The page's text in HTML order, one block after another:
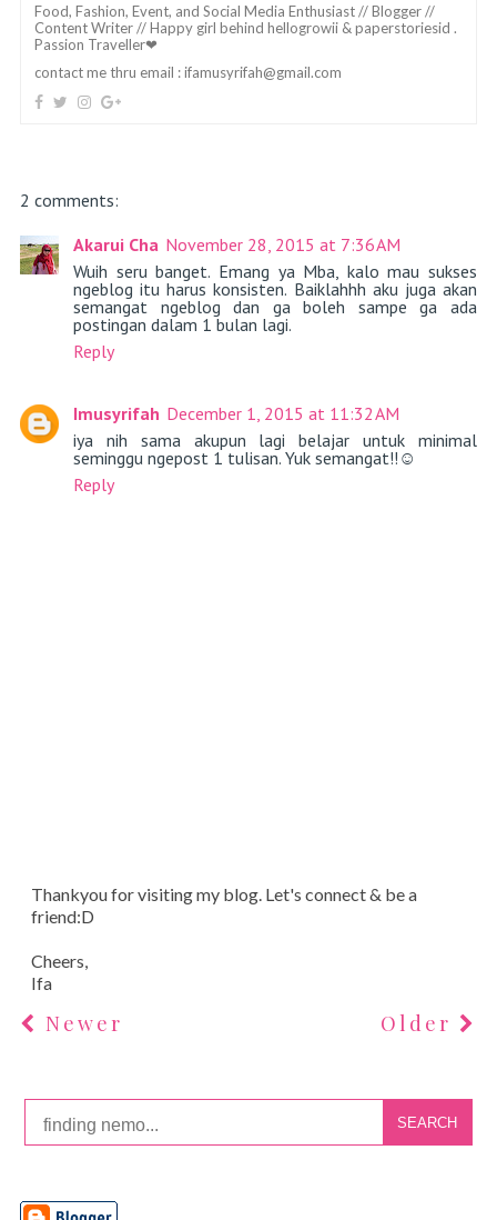
Food, Fashion, Event, and Social Media Enthusiast // Blogger //
Content Writer // Happy girl behind hellogrowii & paperstoriesid .
Passion Traveller❤
contact me thru email :ifamusyrifah@gmail.com
2 comments:
Akarui Cha November 28, 2015 at 7:36 AM
Wuih seru banget. Emang ya Mba, kalo mau sukses
ngeblog itu harus konsisten. Baiklahhh aku juga akan
semangat ngeblog dan ga boleh sampe ga ada
postingan dalam 1 bulan lagi.
Reply
Imusyrifah December 1, 2015 at 11:32 AM
iya nih sama akupun lagi belajar untuk minimal
seminggu ngepost 1 tulisan. Yuk semangat!!☺
Reply
Thankyou for visiting my blog. Let's connect & be a
friend:D
Cheers,
Ifa
Newer Older
SEARCH